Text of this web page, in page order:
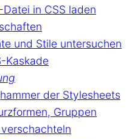
Datei in CSS laden
und Stile untersuchen
Kaskade
der Stylesheets
Gruppen